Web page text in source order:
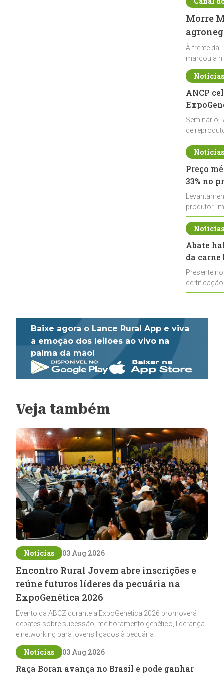
Morre
À frente da
marcou a
ANCP
Seminário,
de
durante a
Preço
33% no
produtor,
de leite cru
Abate
da
Presente
Baixe agora o Lance Rural App e viva
a emoção dos leilões ao vivo na
palma da mão!
Veja também
Notícias 03 Aug 2026
Encontro Rural Jovem abre inscrições e
reúne futuros líderes da pecuária na
ExpoGenética 2026
Evento da ABCZ durante a ExpoGenética 2026 promoverá
debates sobre sucessão, melhoramento genético, liderança
e networking para jovens ligados à pecuária
Notícias 03 Aug 2026
Raça Boran avança no Brasil e pode ganhar